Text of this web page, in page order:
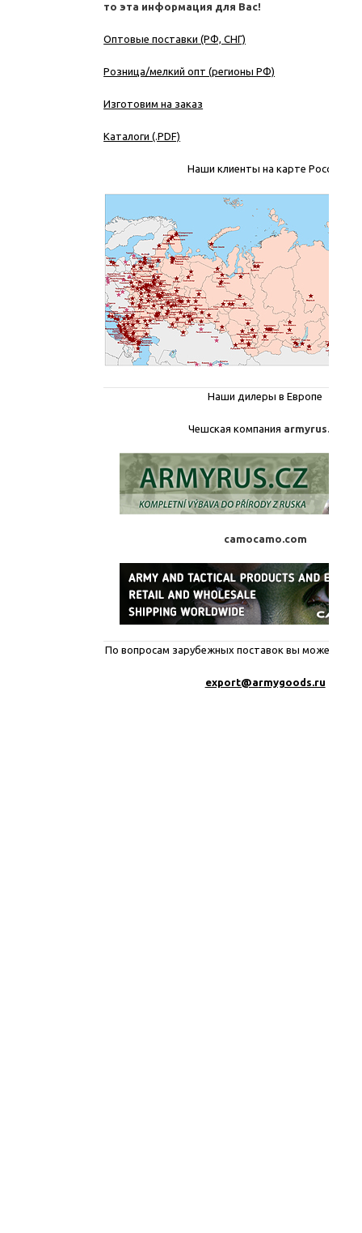
то эта информация для Вас!
Оптовые поставки (РФ, СНГ)
Розница/мелкий опт (регионы РФ)
Изготовим на заказ
Каталоги (.PDF)
Наши клиенты на карте России
Наши дилеры в Европе
Чешская компания armyrus.cz
camocamo.com
По вопросам зарубежных поставок вы можете
export@armygoods.ru